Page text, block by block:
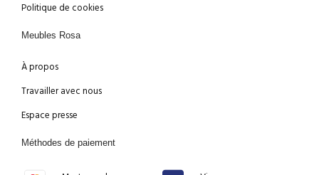
Politique de cookies
Meubles Rosa
À propos
Travailler avec nous
Espace presse
Méthodes de paiement